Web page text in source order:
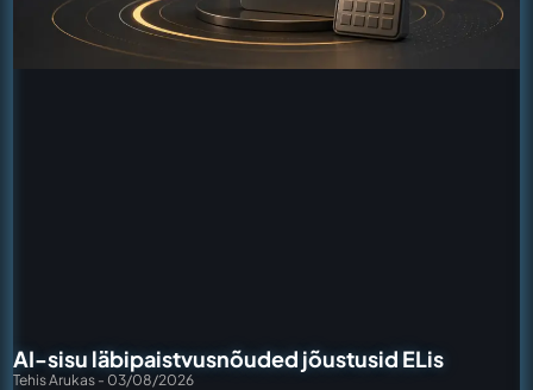
AI-sisu läbipaistvusnõuded jõustusid ELis
Tehis Arukas 03/08/2026